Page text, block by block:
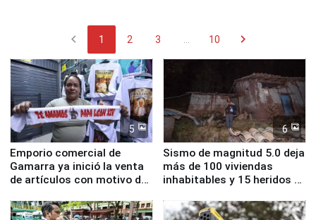
chevron_left 1 2 3 10 chevron_right
5
Emporio comercial de
Gamarra ya inició la venta
de artículos con motivo de
6
Sismo de magnitud 5.0 deja
más de 100 viviendas
inhabitables y 15 heridos en